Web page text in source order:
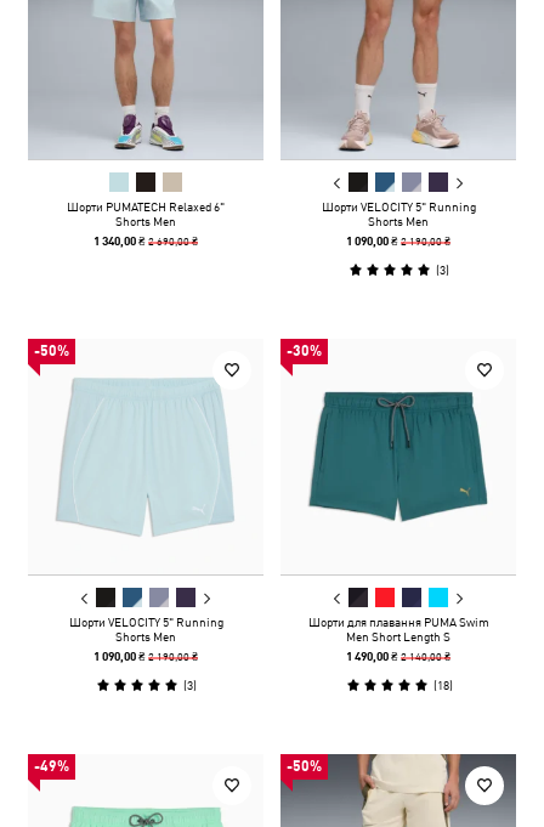
Шорти PUMATECH Relaxed 6"
Shorts Men
1 340,00 ₴2 690,00 ₴
Шорти VELOCITY 5" Running
Shorts Men
1 090,00 ₴2 190,00 ₴
(3)
-50%
Шорти VELOCITY 5" Running
Shorts Men
1 090,00 ₴2 190,00 ₴
(3)
-30%
Шорти для плавання PUMA Swim
Men Short Length S
1 490,00 ₴2 140,00 ₴
(18)
-49% -50%